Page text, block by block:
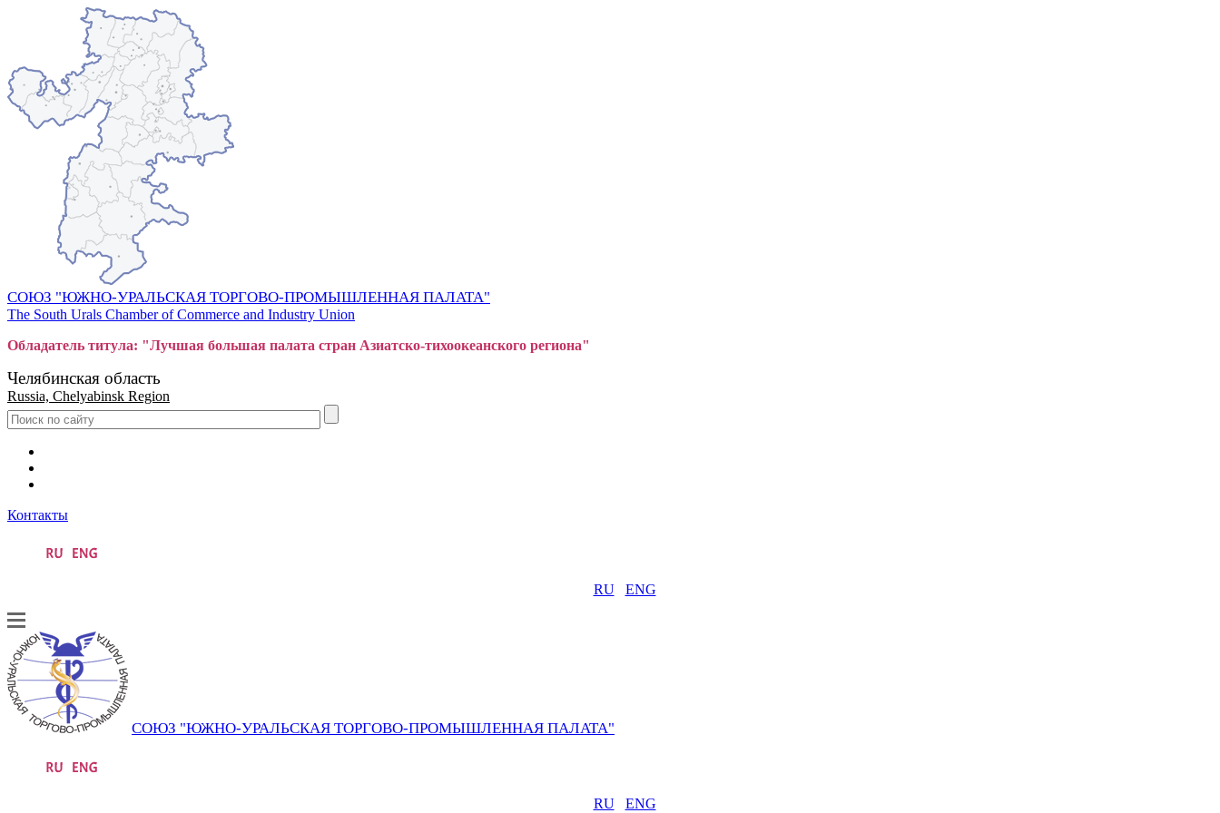
СОЮЗ "ЮЖНО-УРАЛЬСКАЯ ТОРГОВО-ПРОМЫШЛЕННАЯ ПАЛАТА"
The South Urals Chamber of Commerce and Industry Union
Обладатель титула: "Лучшая большая палата стран Азиатско-тихоокеанского региона"
Челябинская область
Russia, Chelyabinsk Region
Контакты
RU ENG
СОЮЗ "ЮЖНО-УРАЛЬСКАЯ ТОРГОВО-ПРОМЫШЛЕННАЯ ПАЛАТА"
RU ENG